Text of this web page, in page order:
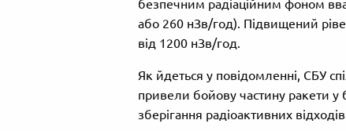
безпечним радіаційним фоном
або 260 нЗв/год). Підвищений
від 1200 нЗв/год.
Як йдеться у повідомленні, СБУ
привели бойову частину ракети у
зберігання радіоактивних